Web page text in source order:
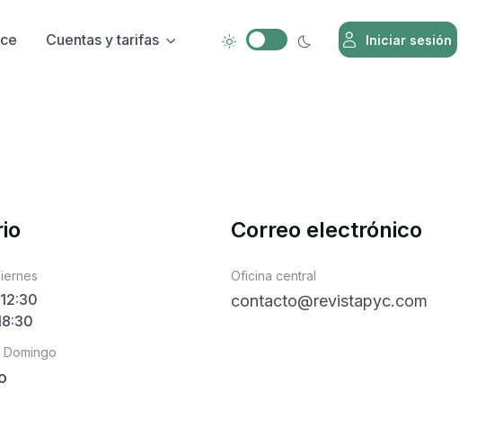
Iniciar sesión
Cuentas y tarifas
Correo electrónico
Oficina central
contacto@revistapyc.com